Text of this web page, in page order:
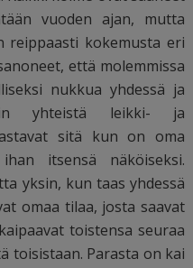
vuoden ajan, mutta
reippaasti kokemusta eri
että molemmissa
nukkua yhdessä ja
yhteistä leikki- ja
sitä kun on oma
itsensä näköiseksi.
yksin, kun taas yhdessä
omaa tilaa, josta saavat
toistensa seuraa
toisistaan. Parasta on kai